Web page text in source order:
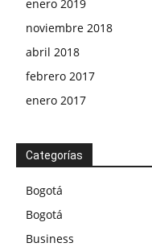
enero 2019
noviembre 2018
abril 2018
febrero 2017
enero 2017
Categorías
Bogotá
Bogotá
Business